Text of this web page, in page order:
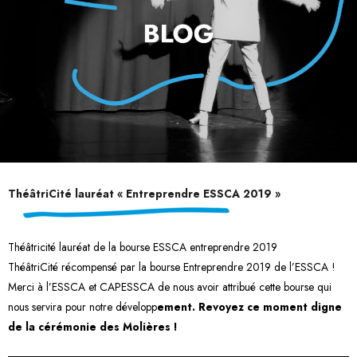
ThéâtriCité lauréat « Entreprendre ESSCA 2019 »
Théâtricité lauréat de la bourse ESSCA entreprendre 2019 ​
ThéâtriCité récompensé par la bourse Entreprendre 2019 de l’ESSCA !
Merci à l’ESSCA et CAPESSCA de nous avoir attribué cette bourse qui
nous servira pour notre développement. Revoyez ce moment digne
de la cérémonie des Molières !